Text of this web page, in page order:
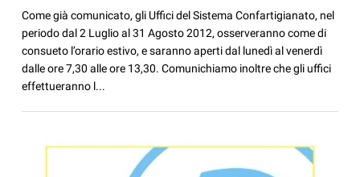
Come già comunicato, gli Uffici del Sistema Confartigianato, nel
periodo dal 2 Luglio al 31 Agosto 2012, osserveranno come di
consueto l’orario estivo, e saranno aperti dal lunedì al venerdì
dalle ore 7,30 alle ore 13,30. Comunichiamo inoltre che gli uffici
effettueranno l...